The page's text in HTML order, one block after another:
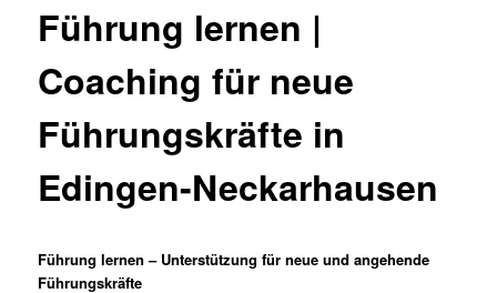
Führung lernen |
Coaching für neue
Führungskräfte in
Edingen-Neckarhausen
Führung lernen – Unterstützung für neue und angehende
Führungskräfte